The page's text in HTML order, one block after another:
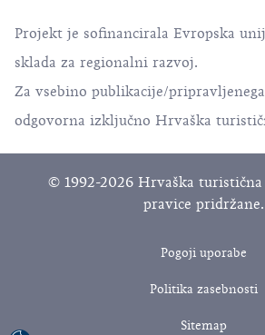
Projekt je sofinancirala Evropska
sklada za regionalni razvoj.
Za vsebino publikacije/
odgovorna izključno Hrvaška
© 1992-2026 Hrvaška turistična
pravice pridržane.
Pogoji uporabe
Politika zasebnosti
Sitemap